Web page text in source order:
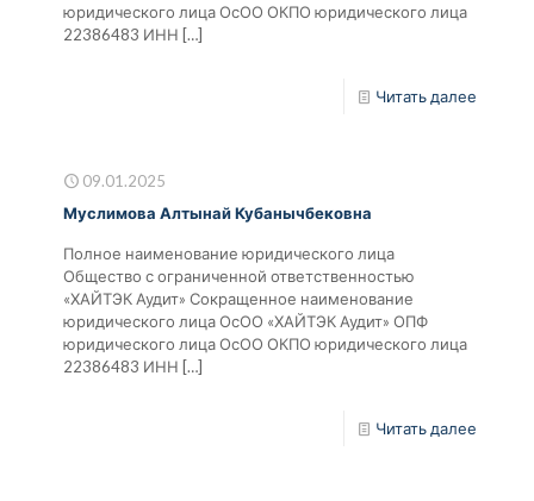
юридического лица ОсОО ОКПО юридического лица
22386483 ИНН […]
Читать далее
09.01.2025
Муслимова Алтынай Кубанычбековна
Полное наименование юридического лица
Общество с ограниченной ответственностью
«ХАЙТЭК Аудит» Сокращенное наименование
юридического лица ОсОО «ХАЙТЭК Аудит» ОПФ
юридического лица ОсОО ОКПО юридического лица
22386483 ИНН […]
Читать далее